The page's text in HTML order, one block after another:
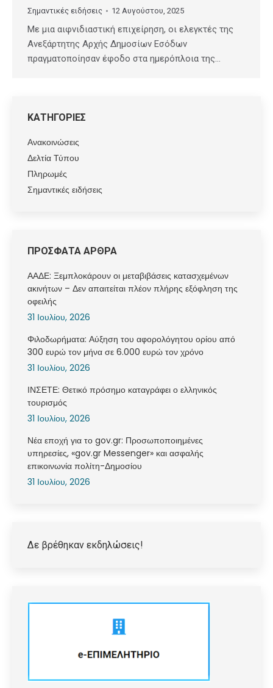
Σημαντικές ειδήσεις 12 Αυγούστου, 2025
Με μια αιφνιδιαστική επιχείρηση, οι ελεγκτές της
Ανεξάρτητης Αρχής Δημοσίων Εσόδων
πραγματοποίησαν έφοδο στα ημερόπλοια της…
ΚΑΤΗΓΟΡΙΕΣ
Ανακοινώσεις
Δελτία Τύπου
Πληρωμές
Σημαντικές ειδήσεις
ΠΡΟΣΦΑΤΑ ΑΡΘΡΑ
ΑΑΔΕ: Ξεμπλοκάρουν οι μεταβιβάσεις κατασχεμένων
ακινήτων – Δεν απαιτείται πλέον πλήρης εξόφληση της
οφειλής
31 Ιουλίου, 2026
Φιλοδωρήματα: Αύξηση του αφορολόγητου ορίου από
300 ευρώ τον μήνα σε 6.000 ευρώ τον χρόνο
31 Ιουλίου, 2026
ΙΝΣΕΤΕ: Θετικό πρόσημο καταγράφει ο ελληνικός
τουρισμός
31 Ιουλίου, 2026
Νέα εποχή για το gov.gr: Προσωποποιημένες
υπηρεσίες, «gov.gr Messenger» και ασφαλής
επικοινωνία πολίτη-Δημοσίου
31 Ιουλίου, 2026
Δε βρέθηκαν εκδηλώσεις!